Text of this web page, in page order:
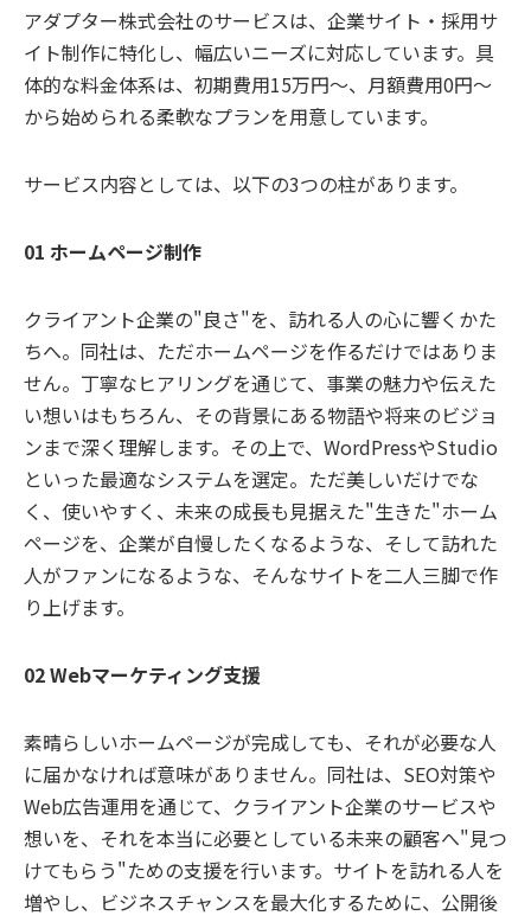
アダプター株式会社のサービスは、企業サイト・採用サ
イト制作に特化し、幅広いニーズに対応しています。具
体的な料金体系は、初期費用15万円〜、月額費用0円〜
から始められる柔軟なプランを用意しています。
サービス内容としては、以下の3つの柱があります。
01 ホームページ制作
クライアント企業の"良さ"を、訪れる人の心に響くかた
ちへ。同社は、ただホームページを作るだけではありま
せん。丁寧なヒアリングを通じて、事業の魅力や伝えた
い想いはもちろん、その背景にある物語や将来のビジョ
ンまで深く理解します。その上で、WordPressやStudio
といった最適なシステムを選定。ただ美しいだけでな
く、使いやすく、未来の成長も見据えた"生きた"ホーム
ページを、企業が自慢したくなるような、そして訪れた
人がファンになるような、そんなサイトを二人三脚で作
り上げます。
02 Webマーケティング支援
素晴らしいホームページが完成しても、それが必要な人
に届かなければ意味がありません。同社は、SEO対策や
Web広告運用を通じて、クライアント企業のサービスや
想いを、それを本当に必要としている未来の顧客へ"見つ
けてもらう"ための支援を行います。サイトを訪れる人を
増やし、ビジネスチャンスを最大化するために、公開後